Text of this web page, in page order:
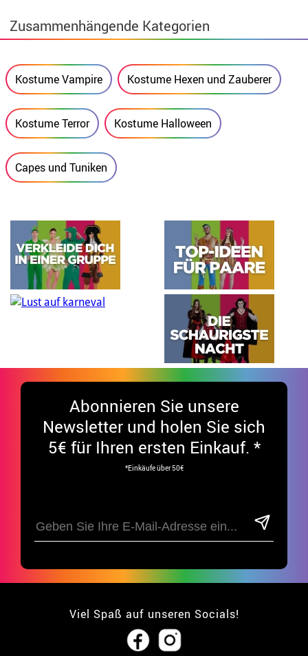
Zusammenhängende Kategorien
Kostume Vampire Kostume Hexen und Zauberer
Kostume Terror Kostume Halloween
Capes und Tuniken
Abonnieren Sie unsere
Newsletter und holen Sie sich
5€ für Ihren ersten Einkauf. *
*Einkäufe über 50€
Viel Spaß auf unseren Socials!